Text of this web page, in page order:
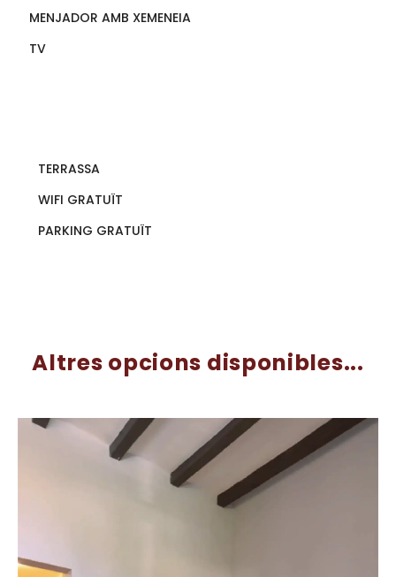
MENJADOR AMB XEMENEIA
TV
TERRASSA
WIFI GRATUÏT
PARKING GRATUÏT
Altres opcions disponibles...